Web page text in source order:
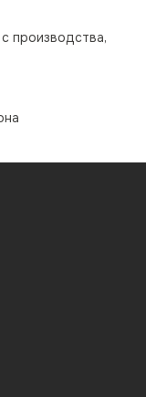
производства,